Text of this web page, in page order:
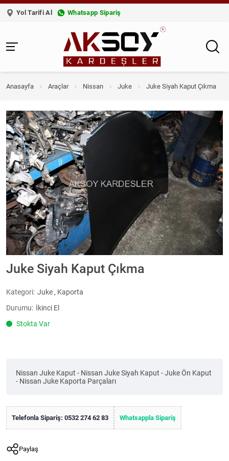
Yol Tarifi Al Whatsapp Sipariş
Anasayfa Araçlar Nissan Juke Juke Siyah Kaput Çıkma
Juke Siyah Kaput Çıkma
Kategori: Juke, Kaporta
Durumu: İkinci El
Stokta Var
Nissan Juke Kaput - Nissan Juke Siyah Kaput - Juke Ön Kaput
- Nissan Juke Kaporta Parçaları
Telefonla Sipariş: 0532 274 62 83 Whatsappla Sipariş
Paylaş